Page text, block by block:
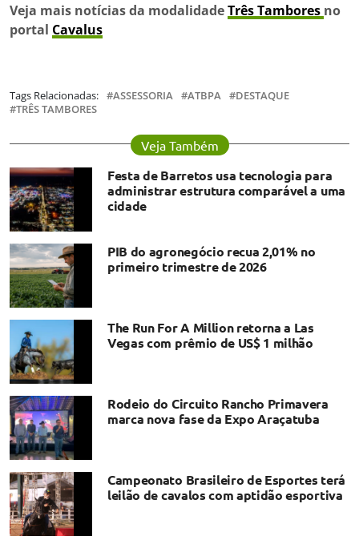
Veja mais notícias da modalidadeTrês Tambores no
portal Cavalus
Tags Relacionadas: ASSESSORIA ATBPA
DESTAQUE
TRÊS TAMBORES
Veja Também
Festa de Barretos usa tecnologia para
administrar estrutura comparável a uma
cidade
PIB do agronegócio recua 2,01% no
primeiro trimestre de 2026
The Run For A Million retorna a Las
Vegas com prêmio de US$ 1 milhão
Rodeio do Circuito Rancho Primavera
marca nova fase da Expo Araçatuba
Campeonato Brasileiro de Esportes terá
leilão de cavalos com aptidão esportiva